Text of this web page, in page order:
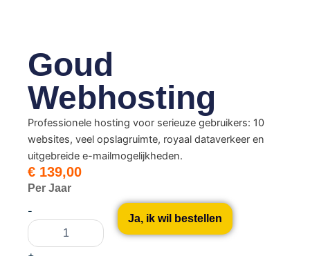
Goud
Webhosting
Professionele hosting voor serieuze gebruikers: 10
websites, veel opslagruimte, royaal dataverkeer en
uitgebreide e-mailmogelijkheden.
€ 139,00
Per Jaar
-
Ja, ik wil bestellen